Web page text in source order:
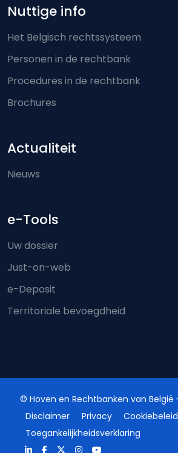
Nuttige info
Het Belgisch rechtssysteem
Personen in de rechtbank
Procedures in de rechtbank
Brochures
Actualiteit
Nieuws
e-Tools
Uw dossier
Just-on-web
e-Deposit
Territoriale bevoegdheid
© Hoven en Rechtbanken van België
Disclaimer
Privacy
Cookiebeleid
Toegankelijkheidsverklaring